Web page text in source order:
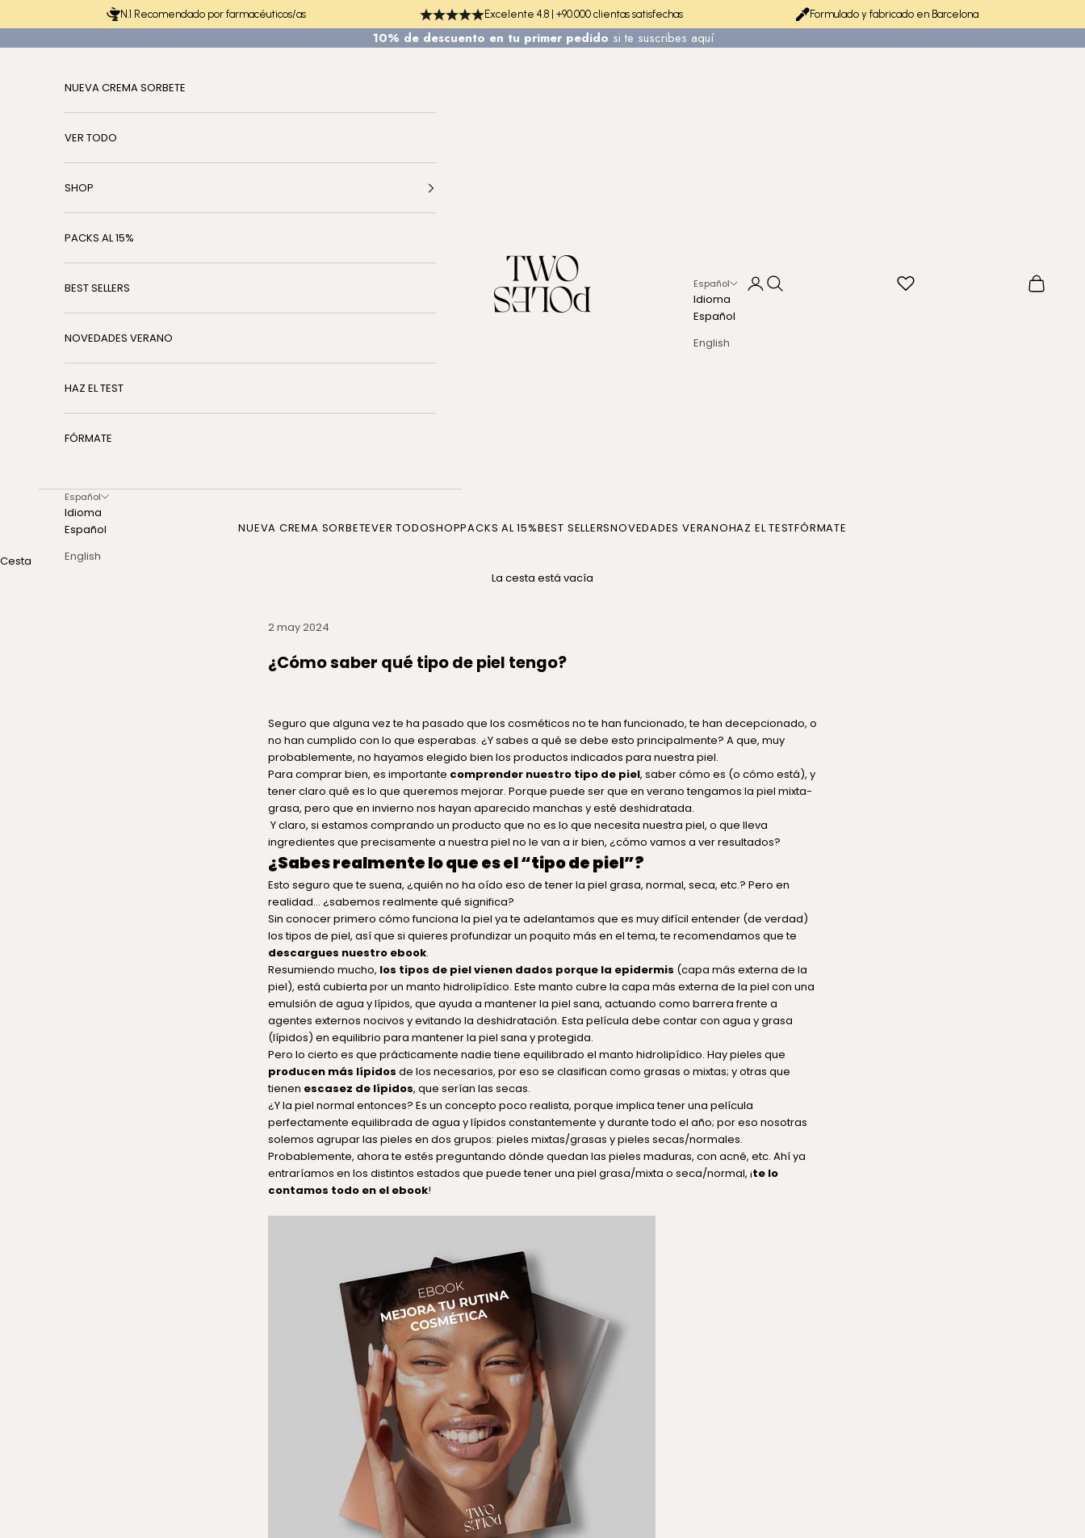
N.1 Recomendado por farmacéuticos/as Excelente 4.8 | +90.000 clientas satisfechas Formulado y fabricado en Barcelona
10% de descuento en tu primer pedido si te suscribes aquí
TWO POLES COSMETICS
NUEVA CREMA SORBETEVER TODOSHOPPACKS AL 15%BEST SELLERSNOVEDADES VERANOHAZ EL TESTFÓRMATE
Español
Idioma
Español
English
Iniciar sesión
Buscar Cesta
NUEVA CREMA SORBETE
VER TODO
SHOP
PACKS AL 15%
BEST SELLERS
NOVEDADES VERANO
HAZ EL TEST
FÓRMATE
Español
Idioma
Español
English
Cesta
La cesta está vacía
2 may 2024
¿Cómo saber qué tipo de piel tengo?
Seguro que alguna vez te ha pasado que los cosméticos no te han funcionado, te han decepcionado, o
no han cumplido con lo que esperabas. ¿Y sabes a qué se debe esto principalmente? A que, muy
probablemente, no hayamos elegido bien los productos indicados para nuestra piel.
Para comprar bien, es importante comprender nuestro tipo de piel, saber cómo es (o cómo está), y
tener claro qué es lo que queremos mejorar. Porque puede ser que en verano tengamos la piel mixta-
grasa, pero que en invierno nos hayan aparecido manchas y esté deshidratada.
Y claro, si estamos comprando un producto que no es lo que necesita nuestra piel, o que lleva
ingredientes que precisamente a nuestra piel no le van a ir bien, ¿cómo vamos a ver resultados?
¿Sabes realmente lo que es el “tipo de piel”?
Esto seguro que te suena, ¿quién no ha oído eso de tener la piel grasa, normal, seca, etc.? Pero en
realidad… ¿sabemos realmente qué significa?
Sin conocer primero cómo funciona la piel ya te adelantamos que es muy difícil entender (de verdad)
los tipos de piel, así que si quieres profundizar un poquito más en el tema, te recomendamos que te
descargues nuestro ebook.
Resumiendo mucho, los tipos de piel vienen dados porque la epidermis (capa más externa de la
piel), está cubierta por un manto hidrolipídico. Este manto cubre la capa más externa de la piel con una
emulsión de agua y lípidos, que ayuda a mantener la piel sana, actuando como barrera frente a
agentes externos nocivos y evitando la deshidratación. Esta película debe contar con agua y grasa
(lípidos) en equilibrio para mantener la piel sana y protegida.
Pero lo cierto es que prácticamente nadie tiene equilibrado el manto hidrolipídico. Hay pieles que
producen más lípidos de los necesarios, por eso se clasifican como grasas o mixtas; y otras que
tienen escasez de lípidos, que serían las secas.
¿Y la piel normal entonces? Es un concepto poco realista, porque implica tener una película
perfectamente equilibrada de agua y lípidos constantemente y durante todo el año; por eso nosotras
solemos agrupar las pieles en dos grupos: pieles mixtas/grasas y pieles secas/normales.
Probablemente, ahora te estés preguntando dónde quedan las pieles maduras, con acné, etc. Ahí ya
entraríamos en los distintos estados que puede tener una piel grasa/mixta o seca/normal, ¡te lo
contamos todo en el ebook!